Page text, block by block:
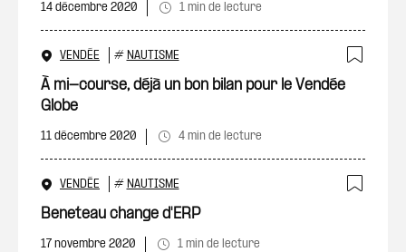
14 décembre 2020 1 min de lecture
VENDÉE # NAUTISME
À mi-course, déjà un bon bilan pour le Vendée
Globe
11 décembre 2020 4 min de lecture
VENDÉE # NAUTISME
Beneteau change d'ERP
17 novembre 2020 1 min de lecture